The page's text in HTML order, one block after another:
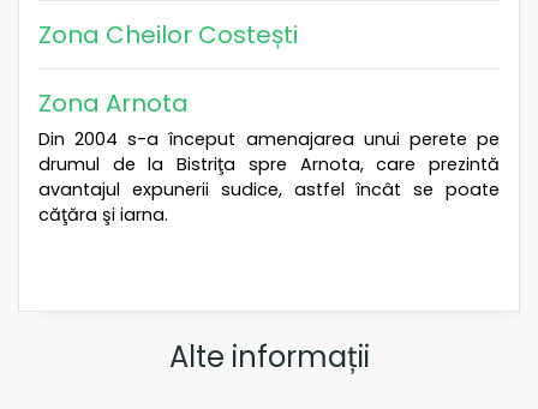
Zona Cheilor Costești
Zona Arnota
Din 2004 s-a început amenajarea unui perete pe
drumul de la Bistriţa spre Arnota, care prezintă
avantajul expunerii sudice, astfel încât se poate
căţăra şi iarna.
Alte informații